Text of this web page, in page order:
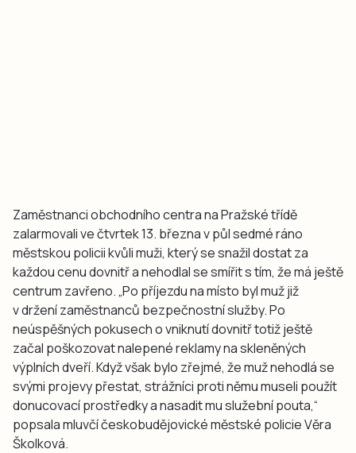
Zaměstnanci obchodního centra na Pražské třídě
zalarmovali ve čtvrtek 13. března v půl sedmé ráno
městskou policii kvůli muži, který se snažil dostat za
každou cenu dovnitř a nehodlal se smířit s tím, že má ještě
centrum zavřeno. „Po příjezdu na místo byl muž již
v držení zaměstnanců bezpečnostní služby. Po
neúspěšných pokusech o vniknutí dovnitř totiž ještě
začal poškozovat nalepené reklamy na skleněných
výplních dveří. Když však bylo zřejmé, že muž nehodlá se
svými projevy přestat, strážníci proti němu museli použít
donucovací prostředky a nasadit mu služební pouta,“
popsala mluvčí českobudějovické městské policie Věra
Školková.